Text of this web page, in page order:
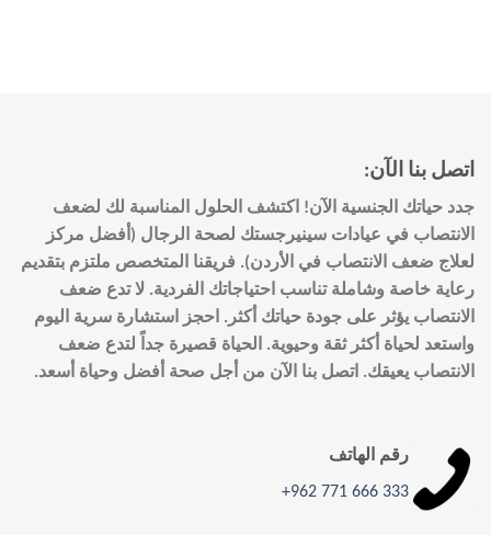
اتصل بنا الآن:
جدد حياتك الجنسية الآن! اكتشف الحلول المناسبة لك لضعف
الانتصاب في عيادات سينيرجستك لصحة الرجال (أفضل مركز
لعلاج ضعف الانتصاب في الأردن). فريقنا المتخصص ملتزم بتقديم
رعاية خاصة وشاملة تناسب احتياجاتك الفردية. لا تدع ضعف
الانتصاب يؤثر على جودة حياتك أكثر. احجز استشارة سرية اليوم
واستعد لحياة أكثر ثقة وحيوية. الحياة قصيرة جداً لتدع ضعف
الانتصاب يعيقك. اتصل بنا الآن من أجل صحة أفضل وحياة أسعد.
رقم الهاتف
333 666 771 962+